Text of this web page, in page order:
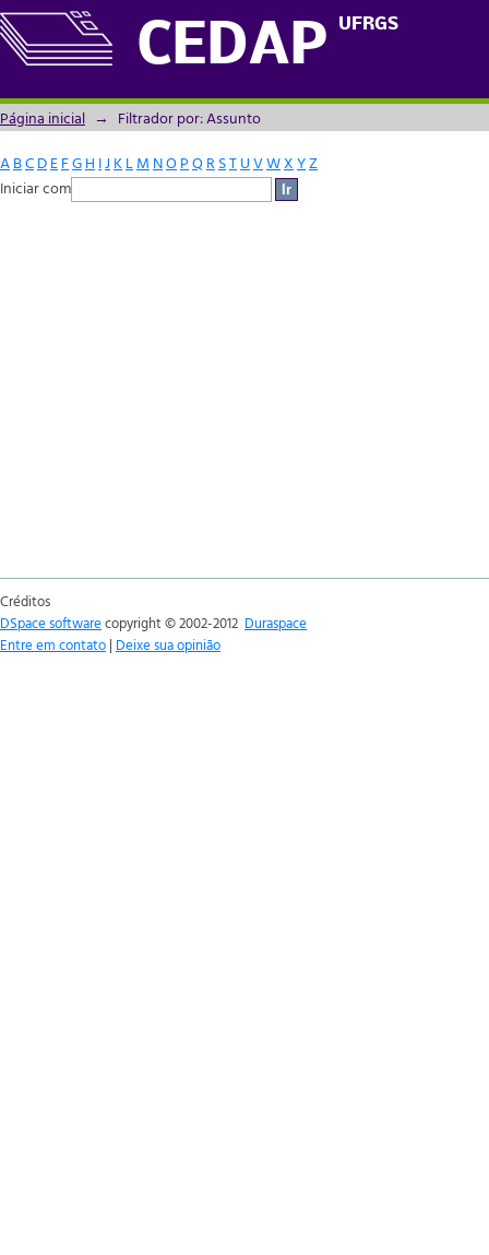
CEDAP UFRGS
Filtrador por: Assunto
Página inicial → Filtrador por: Assunto
ABCDEFGH IJ KLM NOPQRSTUVWXYZ
Iniciar com
Créditos
DSpace softwarecopyright © 2002-2012 Duraspace
Entre em contato | Deixe sua opinião